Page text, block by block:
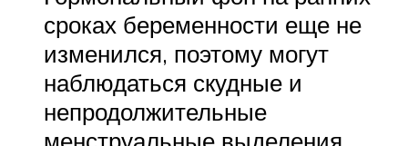
сроках беременности еще не
изменился, поэтому могут
наблюдаться скудные и
непродолжительные